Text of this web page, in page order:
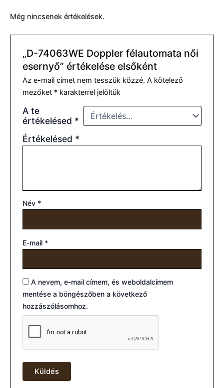
Még nincsenek értékelések.
„D-74063WE Doppler félautomata női
esernyő” értékelése elsőként
Az e-mail címet nem tesszük közzé. A kötelező
mezőket * karakterrel jelöltük
A te
értékelésed *
Értékelésed *
Név *
E-mail *
A nevem, e-mail címem, és weboldalcímem
mentése a böngészőben a következő
hozzászólásomhoz.